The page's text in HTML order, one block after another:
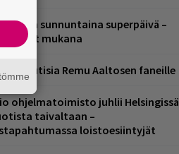
sunnuntaina superpäivä –
artistit mukana
uutisia Remu Aaltosen faneille
ohjelmatoimisto juhlii Helsingissä
taivaltaan –
loistoesiintyjät